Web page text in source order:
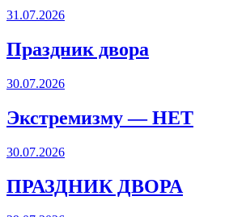
31.07.2026
Праздник двора
30.07.2026
Экстремизму — НЕТ
30.07.2026
ПРАЗДНИК ДВОРА️